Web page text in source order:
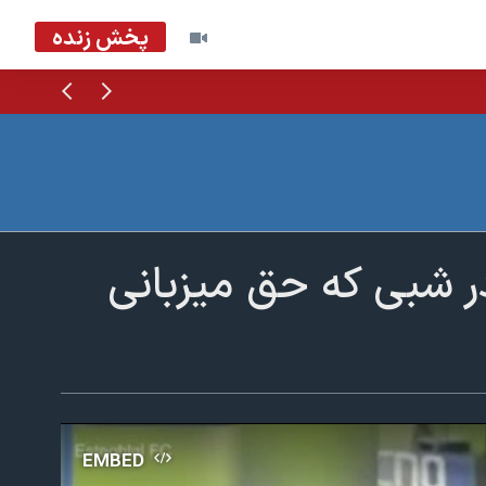
پخش زنده
قبلی
شبی که حق میزبانی
EMBED